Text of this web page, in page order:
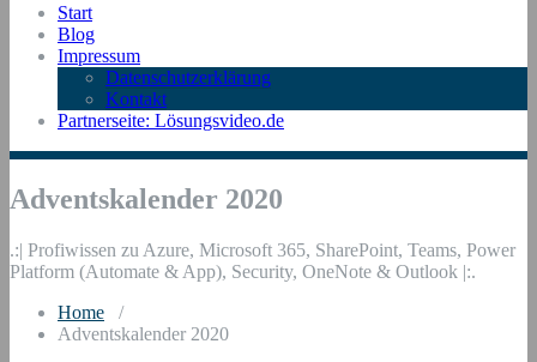
Start
Blog
Impressum
Datenschutzerklärung
Kontakt
Partnerseite: Lösungsvideo.de
Adventskalender 2020
.:| Profiwissen zu Azure, Microsoft 365, SharePoint, Teams, Power
Platform (Automate & App), Security, OneNote & Outlook |:.
Home /
Adventskalender 2020